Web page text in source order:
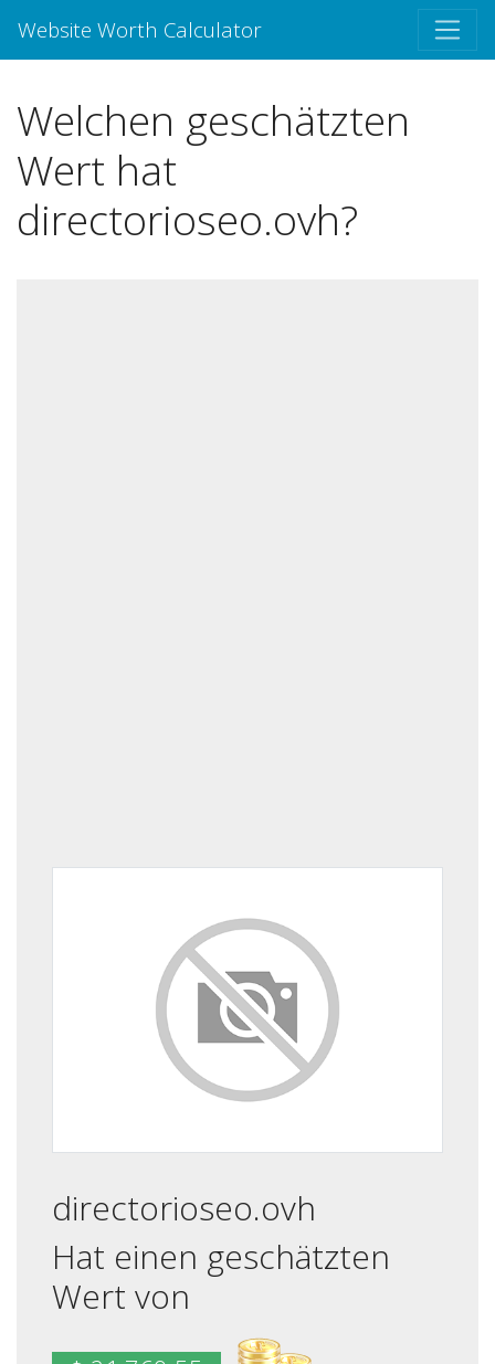
Website Worth Calculator
Welchen geschätzten
Wert hat
directorioseo.ovh?
directorioseo.ovh
Hat einen geschätzten
Wert von